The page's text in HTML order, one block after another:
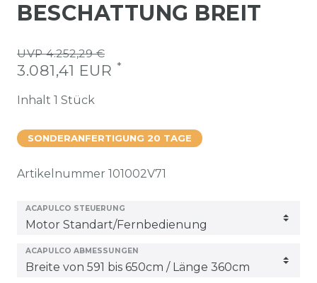
BESCHATTUNG BREIT
UVP 4.252,29 €
3.081,41 EUR *
Inhalt 1 Stück
SONDERANFERTIGUNG 20 TAGE
Artikelnummer 101002V71
ACAPULCO STEUERUNG
ACAPULCO ABMESSUNGEN